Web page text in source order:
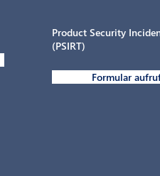
Product Security
(PSIRT)
Formular